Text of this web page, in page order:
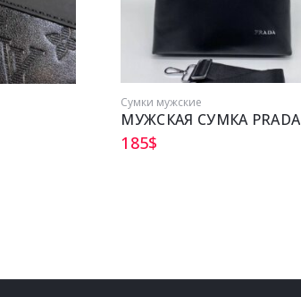
Сумки мужские
МУЖСКАЯ СУМКА PRADA
185$